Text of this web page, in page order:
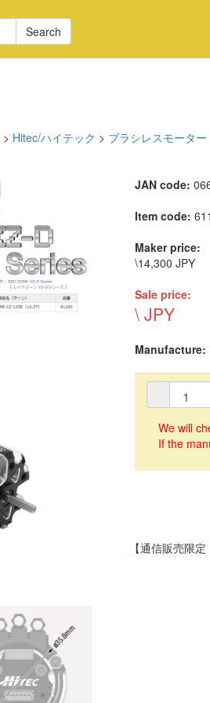
Search
> Hitec/ハイテック > ブラシレスモーター
JAN code:
Item code:
Maker price:
\14,300 JPY
Sale price:
\ JPY
Manufacture:
We will
If the
【通信販売限